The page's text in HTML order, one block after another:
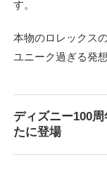
す。
本物のロレックス
ユニーク過ぎる発
ディズニー100
たに登場